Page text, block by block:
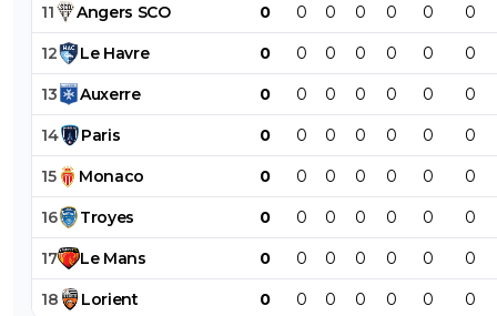
11 Angers SCO 0 0 0 0 0 0 0
12 Le Havre 0 0 0 0 0 0 0
13 Auxerre 0 0 0 0 0 0 0
14 Paris 0 0 0 0 0 0 0
15 Monaco 0 0 0 0 0 0 0
16 Troyes 0 0 0 0 0 0 0
17 Le Mans 0 0 0 0 0 0 0
18 Lorient 0 0 0 0 0 0 0